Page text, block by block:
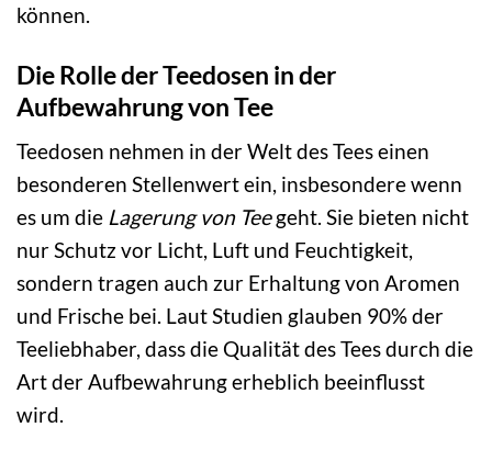
können.
Die Rolle der Teedosen in der
Aufbewahrung von Tee
Teedosen nehmen in der Welt des Tees einen
besonderen Stellenwert ein, insbesondere wenn
es um die Lagerung von Teegeht. Sie bieten nicht
nur Schutz vor Licht, Luft und Feuchtigkeit,
sondern tragen auch zur Erhaltung von Aromen
und Frische bei. Laut Studien glauben 90% der
Teeliebhaber, dass die Qualität des Tees durch die
Art der Aufbewahrung erheblich beeinflusst
wird.